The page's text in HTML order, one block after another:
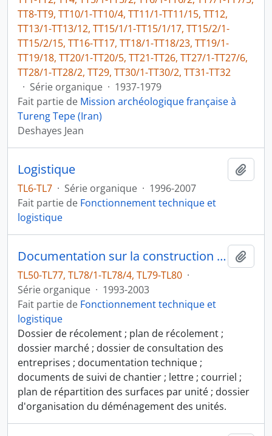
TT8-TT9, TT10/1-TT10/4, TT11/1-TT11/15, TT12,
TT13/1-TT13/12, TT15/1/1-TT15/1/17, TT15/2/1-
TT15/2/15, TT16-TT17, TT18/1-TT18/23, TT19/1-
TT19/18, TT20/1-TT20/5, TT21-TT26, TT27/1-TT27/6,
TT28/1-TT28/2, TT29, TT30/1-TT30/2, TT31-TT32
· Série organique · 1937-1979
Fait partie de Mission archéologique française à
Tureng Tepe (Iran)
Deshayes Jean
Logistique
TL6-TL7 · Série organique · 1996-2007
Fait partie de Fonctionnement technique et
logistique
Documentation sur la construction de la Maison René-Ginouvès et installation des unités
TL50-TL77, TL78/1-TL78/4, TL79-TL80 ·
Série organique · 1993-2003
Fait partie de Fonctionnement technique et
logistique
Dossier de récolement ; plan de récolement ;
dossier marché ; dossier de consultation des
entreprises ; documentation technique ;
documents de suivi de chantier ; lettre ; courriel ;
plan de répartition des surfaces par unité ; dossier
d'organisation du déménagement des unités.